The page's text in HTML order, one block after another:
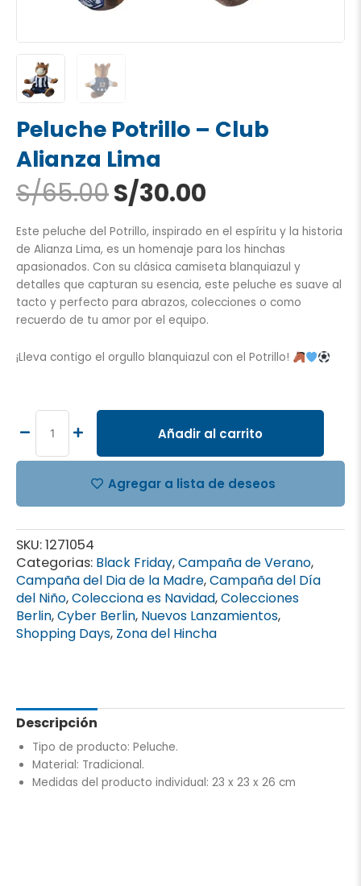
Peluche Potrillo – Club
Alianza Lima
S/65.00El
precio
original
era:
S/65.00.
S/30.00
actual
es:
S/30.00.
Este peluche del Potrillo, inspirado en el espíritu y la historia
de Alianza Lima, es un homenaje para los hinchas
apasionados. Con su clásica camiseta blanquiazul y
detalles que capturan su esencia, este peluche es suave al
tacto y perfecto para abrazos, colecciones o como
recuerdo de tu amor por el equipo.
¡Lleva contigo el orgullo blanquiazul con el Potrillo!
Potrillo
-
Alianza
Añadir al carrito
Agregar a lista de deseos
SKU:1271054
Categorias: Black Friday,Campaña de Verano,
Campaña del Dia de la Madre,Campaña del Día
del Niño,Colecciona es Navidad,Colecciones
Berlin,Cyber Berlin, Nuevos Lanzamientos,
Shopping Days, Zona del Hincha
Descripción
Tipo de producto: Peluche.
Material: Tradicional.
Medidas del producto individual: 23 x 23 x 26 cm